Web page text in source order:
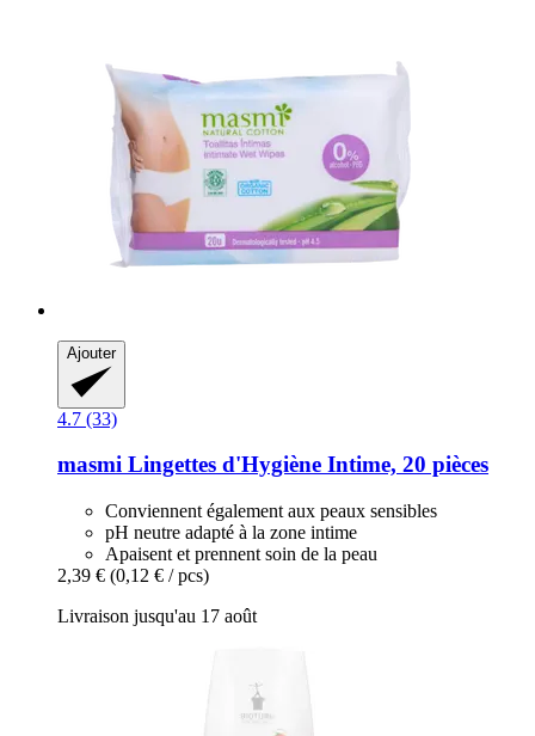
Ajouter
4.7 (33)
masmi Lingettes d'Hygiène Intime, 20 pièces
Conviennent également aux peaux sensibles
pH neutre adapté à la zone intime
Apaisent et prennent soin de la peau
2,39 € (0,12 € / pcs)
Livraison jusqu'au 17 août